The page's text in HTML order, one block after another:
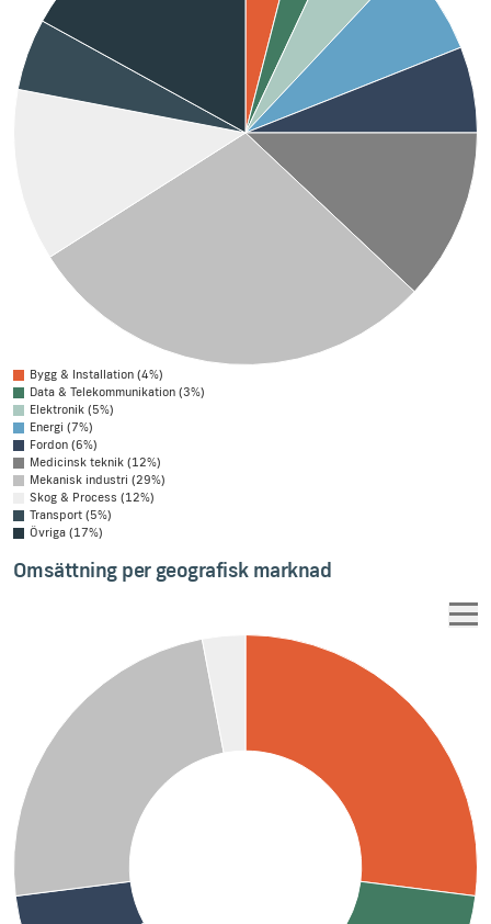
Bygg & Installation (4%)
Data & Telekommunikation (3%)
Elektronik (5%)
Energi (7%)
Fordon (6%)
Medicinsk teknik (12%)
Mekanisk industri (29%)
Skog & Process (12%)
Transport (5%)
Övriga (17%)
Omsättning per geografisk marknad